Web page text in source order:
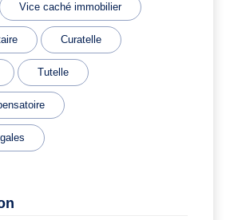
Vice caché immobilier
Curatelle
Tutelle